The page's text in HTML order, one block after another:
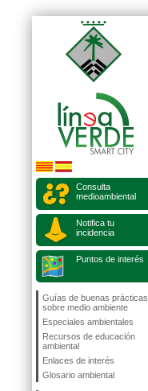
Consulta
medioambiental
Notifica tu
incidencia
Puntos de interés
Guías de buenas prácticas
sobre medio ambiente
Especiales ambientales
Recursos de educación
ambiental
Enlaces de interés
Glosario ambiental